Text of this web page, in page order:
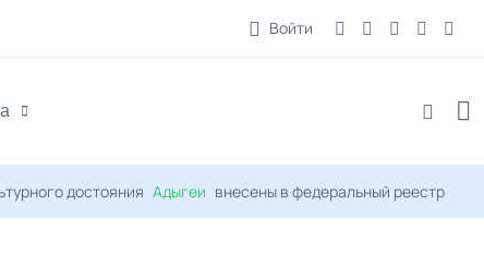
Войти
достояния Адыгеи внесены в федеральный реестр